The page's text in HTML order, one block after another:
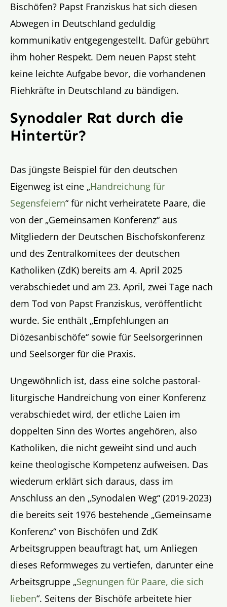
Bischöfen? Papst Franziskus hat sich diesen
Abwegen in Deutschland geduldig
kommunikativ entgegengestellt. Dafür gebührt
ihm hoher Respekt. Dem neuen Papst steht
keine leichte Aufgabe bevor, die vorhandenen
Fliehkräfte in Deutschland zu bändigen.
Synodaler Rat durch die
Hintertür?
Das jüngste Beispiel für den deutschen
Eigenweg ist eine „Handreichung für
Segensfeiern“ für nicht verheiratete Paare, die
von der „Gemeinsamen Konferenz“ aus
Mitgliedern der Deutschen Bischofskonferenz
und des Zentralkomitees der deutschen
Katholiken (ZdK) bereits am 4. April 2025
verabschiedet und am 23. April, zwei Tage nach
dem Tod von Papst Franziskus, veröffentlicht
wurde. Sie enthält „Empfehlungen an
Diözesanbischöfe“ sowie für Seelsorgerinnen
und Seelsorger für die Praxis.
Ungewöhnlich ist, dass eine solche pastoral-
liturgische Handreichung von einer Konferenz
verabschiedet wird, der etliche Laien im
doppelten Sinn des Wortes angehören, also
Katholiken, die nicht geweiht sind und auch
keine theologische Kompetenz aufweisen. Das
wiederum erklärt sich daraus, dass im
Anschluss an den „Synodalen Weg“ (2019-2023)
die bereits seit 1976 bestehende „Gemeinsame
Konferenz“ von Bischöfen und ZdK
Arbeitsgruppen beauftragt hat, um Anliegen
dieses Reformweges zu vertiefen, darunter eine
Arbeitsgruppe „Segnungen für Paare, die sich
lieben“. Seitens der Bischöfe arbeitete hier